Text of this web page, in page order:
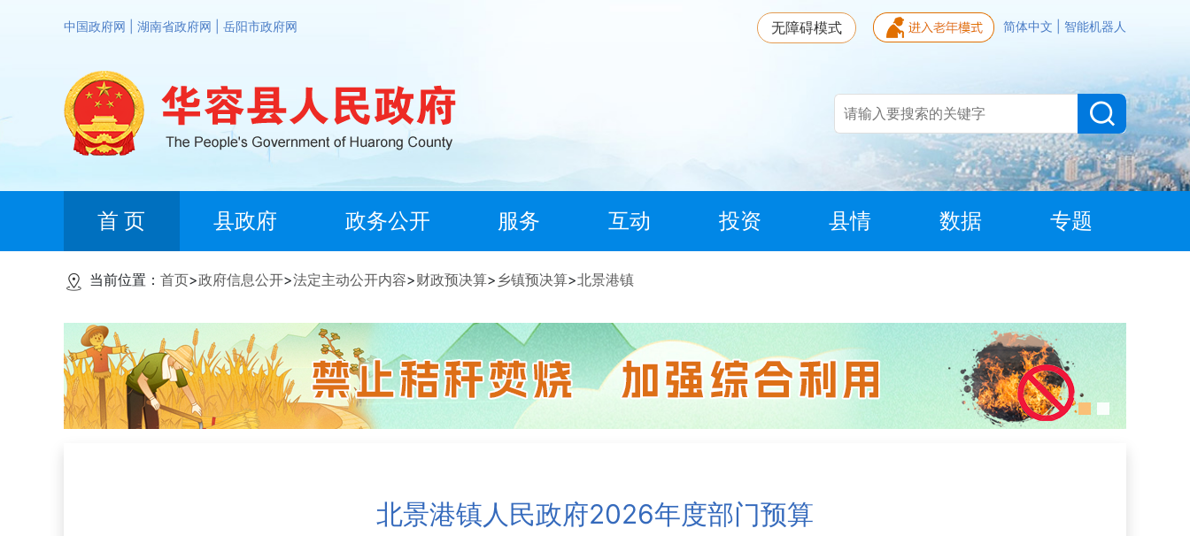
中国政府网 湖南省政府网 岳阳市政府网 简体中文 智能机器人
无障碍模式
首 页 县政府 政务公开 服务 互动 投资 县情 数据 专题
当前位置： 首页>政府信息公开>法定主动公开内容>财政预决算> 乡镇预决算>北景港镇
北景港镇人民政府2026年度部门预算